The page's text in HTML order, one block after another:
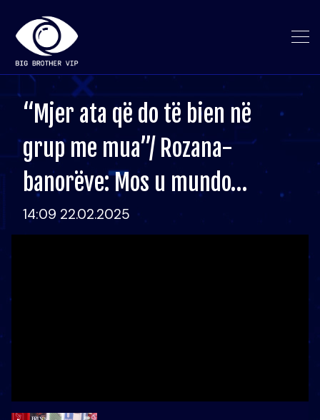
“Mjer ata që do të bien në
grup me mua”/ Rozana-
banorëve: Mos u mundo…
14:09 22.02.2025